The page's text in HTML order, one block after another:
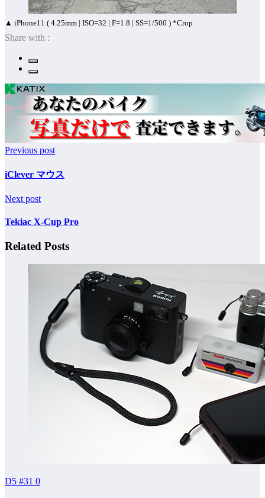
▲ iPhone11 ( 4.25mm | ISO=32 | F=1.8 | SS=1/500 ) *Crop
Share with :
Previous post
iClever マウス
Next post
Tekiac X-Cup Pro
Related Posts
D5 #31 0